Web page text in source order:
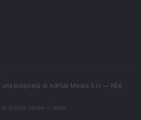
proprietà di AdHub Media S.r.l. — REA
AdHub Media — Italia